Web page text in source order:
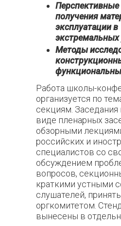
Перспективные
получения
эксплуатации в
экстремальных
Методы
Работа школы-
организуется по
секциям. Заседания
виде пленарных
обзорными
российских и
специалистов со
обсуждением
вопросов,
краткими устными
слушателей,
оргкомитетом.
вынесены в